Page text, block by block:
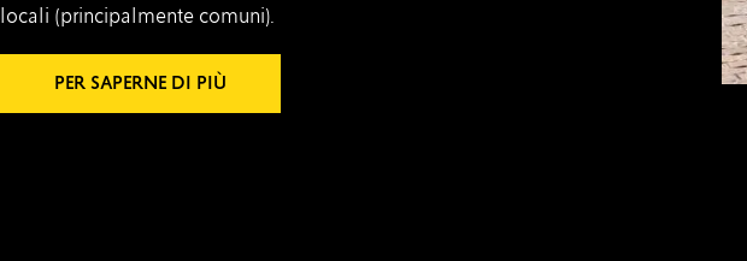
locali (principalmente comuni).
PER SAPERNE DI PIÙ